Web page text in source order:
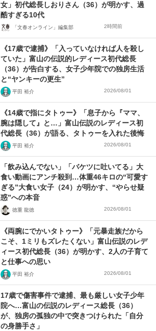
女」初代総長しおりさん（36）が明かす、過
酷すぎる10代
「文春オンライン」編集部 2時間前
《17歳で逮捕》「入っていなければ人を殺し
ていた」富山の伝説的レディース初代総長
（36）が告白する、女子少年院での独房生活
と“ヤンキーの更生”
平田 裕介 2026/08/01
《14歳で指にタトゥー》「息子から『ママ、
腕は隠して』と…」富山伝説のレディース初
代総長（36）が語る、タトゥーを入れた後悔
平田 裕介 2026/08/01
「飲み込んでない」「バケツに吐いてる」大
食い動画にアンチ殺到…体重46キロの“可愛す
ぎる”大食い女子（24）が明かす、“やらせ疑
惑”への本音
徳重 龍徳 2026/08/01
《両腕にでかいタトゥー》「元暴走族だから
こそ、1ミリもズレたくない」富山伝説のレデ
ィース初代総長（36）が明かす、2人の子育て
と仕事への思い
平田 裕介 2026/08/01
17歳で傷害事件で逮捕、最も厳しい女子少年
院へ…富山の伝説のレディース総長（36）
が、独房の孤独の中で突きつけられた「自分
の身勝手さ」